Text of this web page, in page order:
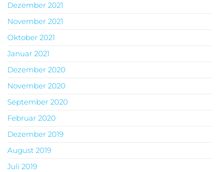
Dezember 2021
November 2021
Oktober 2021
Januar 2021
Dezember 2020
November 2020
September 2020
Februar 2020
Dezember 2019
August 2019
Juli 2019